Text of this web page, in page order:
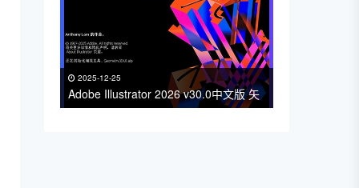
2025-12-25
Adobe Illustrator 2026 v30.0中文版 矢